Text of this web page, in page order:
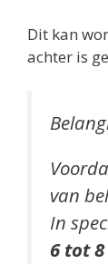
Dit kan
achter is
van
In
6 tot